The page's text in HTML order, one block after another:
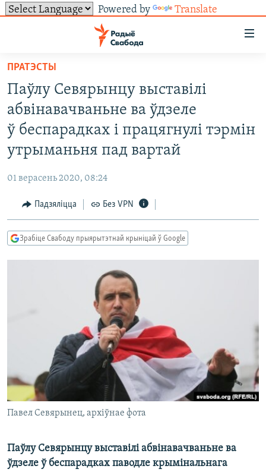
Powered by Translate
ўнівэрсальнага
доступу
Перайсьці
да
галоўнага
зьместу
Перайсьці
да
галоўнай
навігацыі
Перайсьці
да
пошуку
УСЕ НАВІНЫ
ВІДЭА І ФОТА
ЭКАНОМІКА
ВАЙНА
БЕЛАРУСЫ НА ВАЙНЕ
ТОЛЬКІ НА СВАБОДЗЕ
ТЭСТЫ
ПАДКАСТЫ
КНІГІ
АЎДЫЁКНІГІ
СУВЯЗЬ
ПАДКАСТЫ
FACEBOOK
TWITTER
САЧЫЦЕ ЗА АБНАЎЛЕНЬНЯМІ
ПРАТЭСТЫ
Паўлу Севярынцу выставілі
абвінавачваньне ва ўдзеле
ў беспарадках і працягнулі тэрмін
утрыманьня пад вартай
01 верасень 2020, 08:24
Падзяліцца Без VPN
Зрабіце Свабоду прыярытэтнай крыніцай ў Google
Павел Севярынец, архіўнае фота
Паўлу Севярынцу выставілі абвінавачваньне ва
ўдзеле ў беспарадках паводле крымінальнага